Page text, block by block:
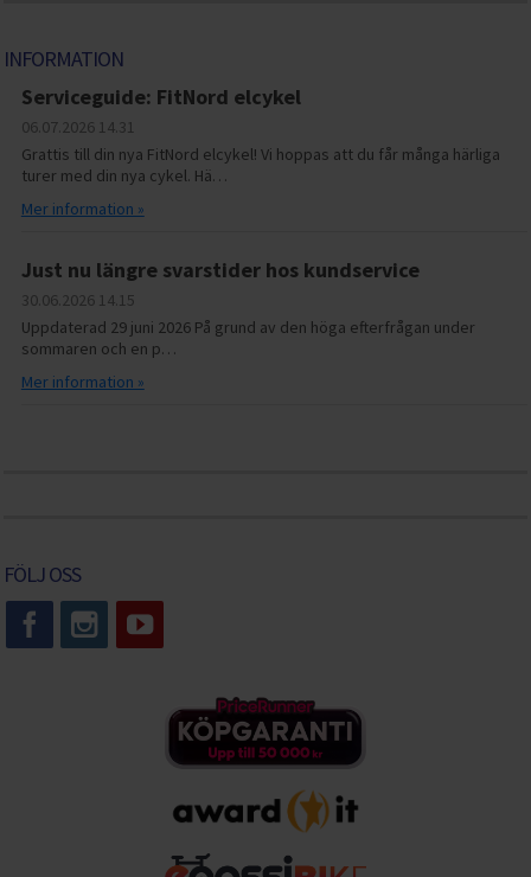
INFORMATION
Serviceguide: FitNord elcykel
06.07.2026 14.31
Grattis till din nya FitNord elcykel! Vi hoppas att du får många härliga
turer med din nya cykel. Hä…
Mer information »
Just nu längre svarstider hos kundservice
30.06.2026 14.15
Uppdaterad 29 juni 2026 På grund av den höga efterfrågan under
sommaren och en p…
Mer information »
FÖLJ OSS